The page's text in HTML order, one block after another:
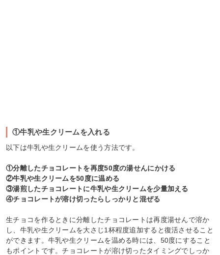
①牛乳や生クリームを入れる
以下は牛乳や生クリームを使う方法です。
①分離したチョコレートを再度50度の湯せんにかける
②牛乳や生クリームを50度に温める
③湯煎したチョコレートに牛乳や生クリームを少量加える
④チョコレートが溶け切ったらしっかりと混ぜる
生チョコを作るときに分離したチョコレートは再度湯せんで溶か
し、牛乳や生クリームを大さじ1杯程度追加すると復活させること
ができます。牛乳や生クリームを温める時には、50度にすること
もポイントです。チョコレートが溶け切ったタイミングでしっか